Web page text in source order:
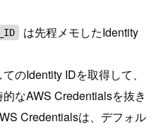
は先程メモしたIdentity
のIdentity IDを取得して、
なAWS Credentialsを抜き
Credentialsは、デフォル